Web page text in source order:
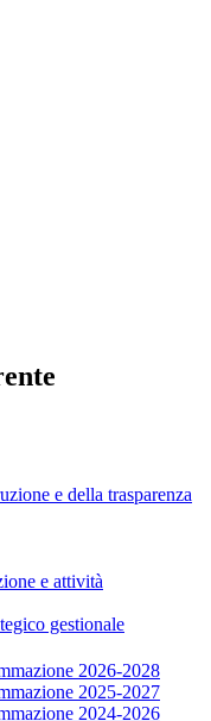
e della trasparenza
e attività
gestionale
2026-2028
2025-2027
2024-2026